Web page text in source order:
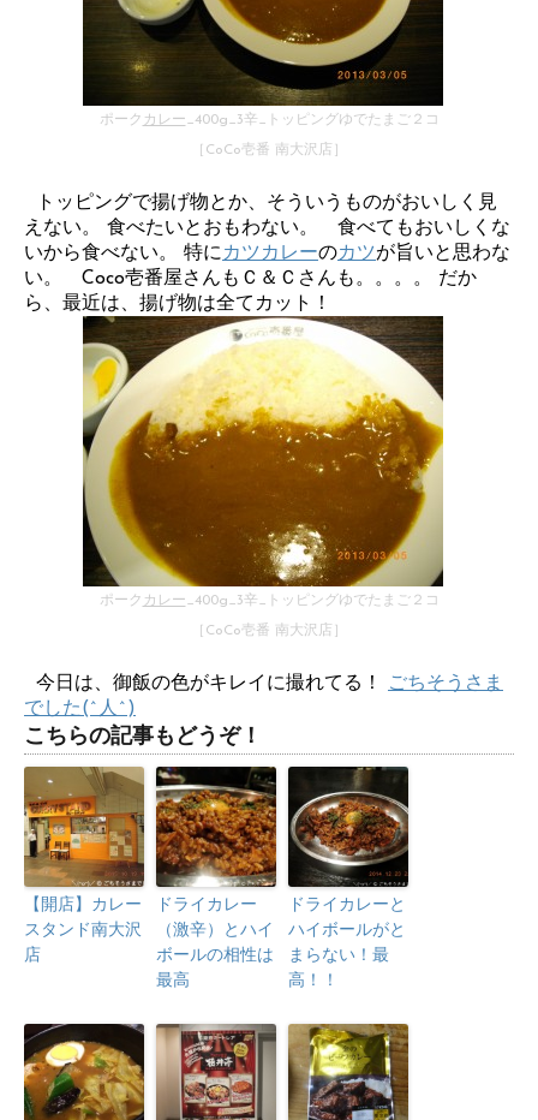
ポーク カレー_400g_3辛_トッピングゆでたまご２コ
［CoCo壱番 南大沢店］
トッピングで揚げ物とか、そういうものがおいしく見
えない。 食べたいとおもわない。 食べてもおいしくな
いから食べない。 特にカツカレーのカツが旨いと思わな
い。 Coco壱番屋さんもＣ＆Ｃさんも。。。。 だか
ら、最近は、揚げ物は全てカット！
ポーク カレー_400g_3辛_トッピングゆでたまご２コ
［CoCo壱番 南大沢店］
今日は、御飯の色がキレイに撮れてる！
ごちそうさま
でした(^人^)
こちらの記事もどうぞ！
【開店】カレー
スタンド南大沢
店
ドライカレー
（激辛）とハイ
ボールの相性は
最高
ドライカレーと
ハイボールがと
まらない！最
高！！